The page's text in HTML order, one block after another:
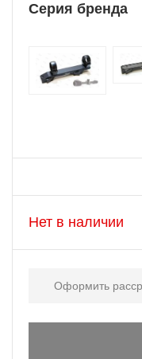
Серия бренда
Нет в наличии
Оформить